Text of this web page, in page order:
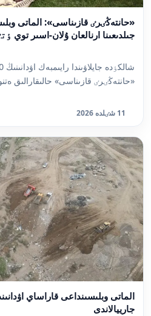
جىلدىعىنا ارنالعان ۇلان-اسىر توي
«حانتەڭٸرٸ قازىناسى» حالىقارالىق
11 شٸلدە 2026
الماتى وبلىسىنداعى قاراساي
جارييالاندى